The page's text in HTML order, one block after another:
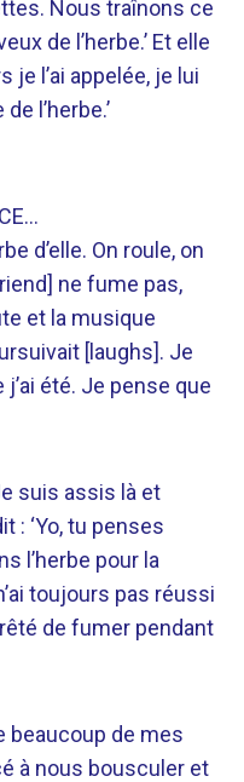
Nous traînons ce
de l’herbe.’ Et elle
je l’ai appelée, je lui
l’herbe.’
d’elle. On roule, on
ne fume pas,
et la musique
[laughs]. Je
été. Je pense que
suis assis là et
: ‘Yo, tu penses
l’herbe pour la
toujours pas réussi
de fumer pendant
beaucoup de mes
à nous bousculer et